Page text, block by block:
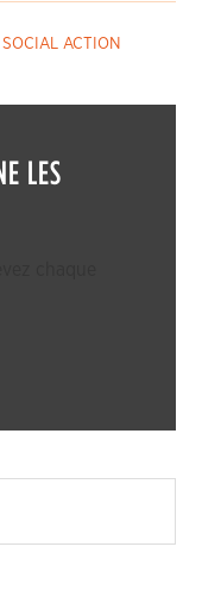
SOCIAL ACTION
LES